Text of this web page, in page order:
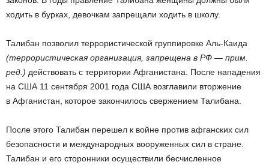
ходить в бурках, девочкам запрещали ходить в школу.
Талибан позволил террористической группировке Аль-Каида
(террористическая организация, запрещена в РФ — прим.
ред.) действовать с территории Афганистана. После нападения
на США 11 сентября 2001 года США возглавили вторжение
в Афганистан, которое закончилось свержением Талибана.
После этого Талибан перешел к войне против афганских сил
безопасности и международных вооруженных сил в стране.
Талибан и его сторонники осуществили бесчисленное